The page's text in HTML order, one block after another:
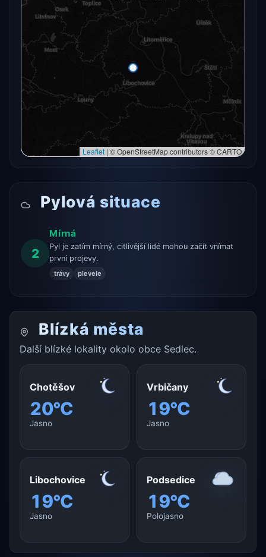
Radarový snímek momentálně není dostupný.
Otevřít v plné mapě
Zkusit znovu
Otevřít v plné mapě →
Leaflet | © OpenStreetMap contributors © CARTO
Pylová situace
2
Mírná
Pyl je zatím mírný, citlivější lidé mohou začít vnímat
první projevy.
trávy plevele
Blízká města
Další blízké lokality okolo obce Sedlec.
Chotěšov
20°C
Jasno
Vrbičany
19°C
Jasno
Libochovice
19°C
Jasno
Podsedice
19°C
Polojasno